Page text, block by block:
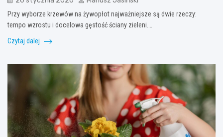
Przy wyborze krzewów na żywopłot najważniejsze są dwie rzeczy:
tempo wzrostu i docelowa gęstość ściany zieleni.…
Czytaj dalej